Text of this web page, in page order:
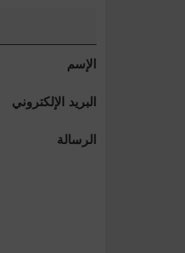
الإسم
البريد الإلكتروني
الرسالة